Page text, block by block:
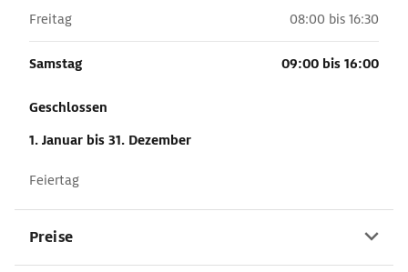
Freitag 08:00 bis 16:30
Samstag 09:00 bis 16:00
Geschlossen
1. Januar bis 31. Dezember
Feiertag
Preise